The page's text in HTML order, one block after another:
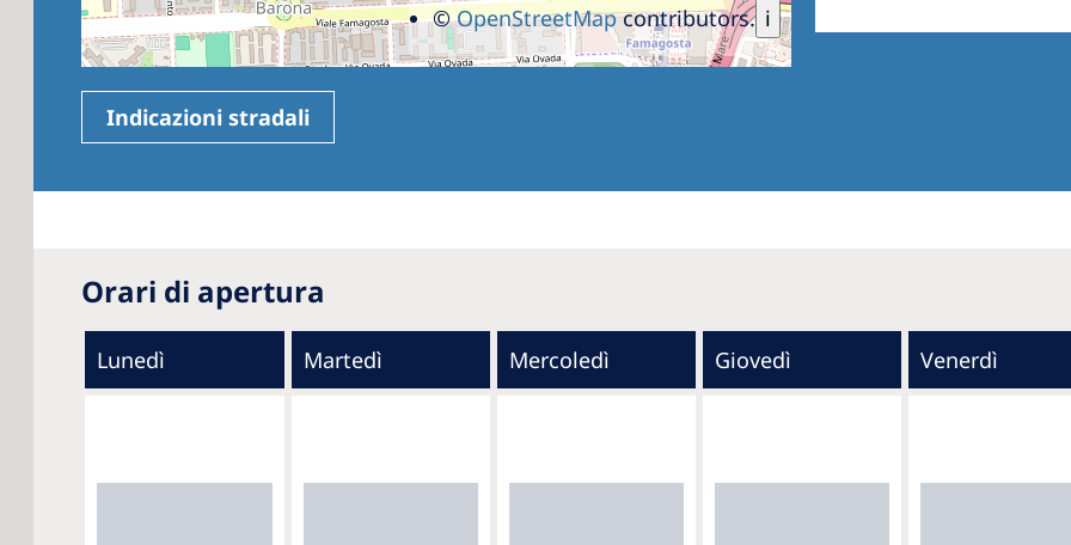
i
©OpenStreetMapcontributors.
Indicazioni stradali
Orari di apertura
Lunedì Martedì Mercoledì Giovedì Venerdì